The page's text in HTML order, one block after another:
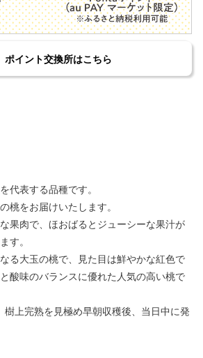
ポイント交換所はこちら
代表する品種です。
桃をお届けいたします。
果肉で、ほおばるとジューシーな果汁が
す。
る大玉の桃で、見た目は鮮やかな紅色で
酸味のバランスに優れた人気の高い桃で
樹上完熟を見極め早朝収穫後、当日中に発